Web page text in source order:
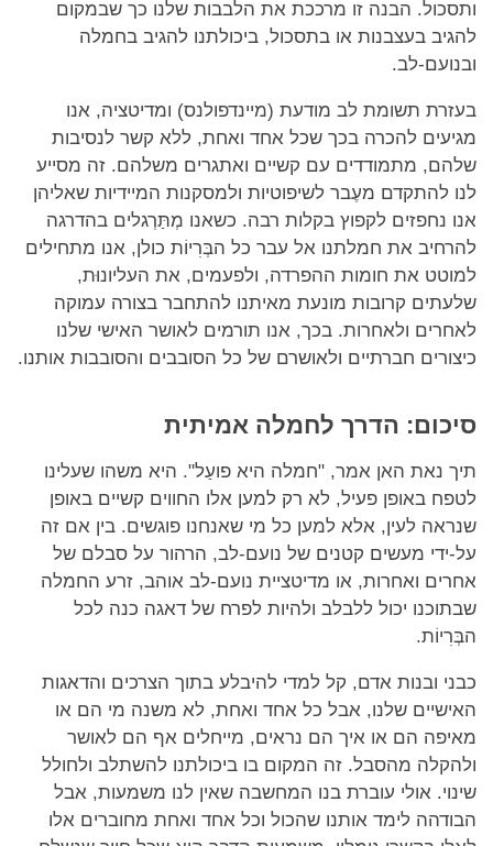
ותסכול. הבנה זו מרככת את הלבבות שלנו כך שבמקום
להגיב בעצבנות או בתסכול, ביכולתנו להגיב בחמלה
ובנועם-לב.
בעזרת תשומת לב מודעת (מיינדפולנס) ומדיטציה, אנו
מגיעים להכרה בכך שכל אחד ואחת, ללא קשר לנסיבות
שלהם, מתמודדים עם קשיים ואתגרים משלהם. זה מסייע
לנו להתקדם מעֶבר לשיפוטיות ולמסקנות המיידיות שאליהן
אנו נחפזים לקפוץ בקלות רבה. כשאנו מְתַּרְגלים בהדרגה
להרחיב את חמלתנו אל עבר כל הבְּרִיוֹת כולן, אנו מתחילים
למוטט את חומות ההפרדה, ולפעמים, את העליונוּת,
שלעתים קרובות מונעת מאיתנו להתחבר בצורה עמוקה
לאחרים ולאחרות. בכך, אנו תורמים לאושר האישי שלנו
כיצורים חברתיים ולאושרם של כל הסובבים והסובבות אותנו.
סיכום: הדרך לחמלה אמיתית
תיך נאת האן אמר, "חמלה היא פועַל". היא משהו שעלינו
לטפח באופן פעיל, לא רק למען אלו החווים קשיים באופן
שנראה לעין, אלא למען כל מי שאנחנו פוגשים. בין אם זה
על-ידי מעשים קטנים של נועם-לב, הרהור על סבלם של
אחרים ואחרות, או מדיטציית נועם-לב אוהב, זרע החמלה
שבתוכנו יכול ללבלב ולהיות לפרח של דאגה כנה לכל
הבְּרִיוֹת.
כבני ובנות אדם, קל למדי להיבלע בתוך הצרכים והדאגות
האישיים שלנו, אבל כל אחד ואחת, לא משנה מי הם או
מאיפה הם או איך הם נראים, מייחלים אף הם לאושר
ולהקלה מהסבל. זה המקום בו ביכולתנו להשתלב ולחולל
שינוי. אולי עוברת בנו המחשבה שאין לנו משמעות, אבל
הבודהה לימד אותנו שהכול וכל אחד ואחת מחוברים אלו